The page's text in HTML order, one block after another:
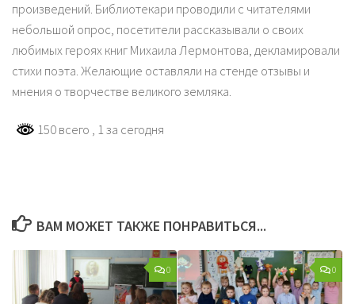
произведений. Библиотекари проводили с читателями
небольшой опрос, посетители рассказывали о своих
любимых героях книг Михаила Лермонтова, декламировали
стихи поэта. Желающие оставляли на стенде отзывы и
мнения о творчестве великого земляка.
150 всего , 1 за сегодня
ВАМ МОЖЕТ ТАКЖЕ ПОНРАВИТЬСЯ...
0 0